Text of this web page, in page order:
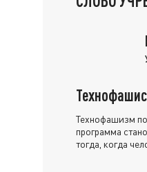
Технофашизм
программа
тогда, когда